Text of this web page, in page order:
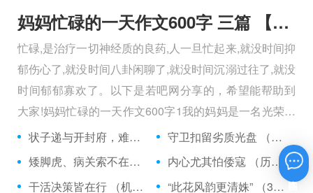
妈妈忙碌的一天作文600字 三篇 【600字】
忙碌,是治疗一切神经质的良药,人一旦忙起来,就没时间抑
郁伤心了,就没时间八卦闲聊了,就没时间沉溺过往了,就没
时间郁郁寡欢了。以下是若吧网分享的，希望能帮助到
大家!妈妈忙碌的一天作文600字1我的妈妈是一名光荣的
人民警察，她总有做不完的事情。
状子递与开封府，难忍怒气心中生 （5字口语）
守卫扣留劣质光盘 （5字常言）
矮脚虎、病关索不在，智多星、行者前往此处 （七字俗语）
内心尤其怕倭寇 （历法用语一卷帘）
干活决策皆在行 （机构简称二）
“此花风韵更清姝” （3字手机品牌）